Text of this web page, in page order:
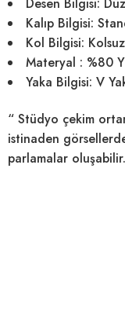
Kalıp Bilgisi:
Kol Bilgisi: Kolsuz
Materyal : %80
Yaka Bilgisi: V
“ Stüdyo çekim
istinaden
parlamalar